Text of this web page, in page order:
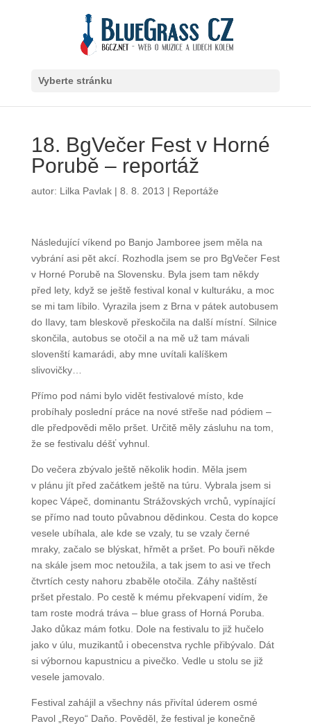
Vyberte stránku
18. BgVečer Fest v Horné
Porubě – reportáž
autor:Lilka Pavlak |8. 8. 2013 |Reportáže
Následující víkend po Banjo Jamboree jsem měla na
vybrání asi pět akcí. Rozhodla jsem se pro BgVečer
Fest v Horné Porubě na Slovensku. Byla jsem tam
někdy před lety, když se ještě festival konal
v kulturáku, a moc se mi tam líbilo. Vyrazila jsem
z Brna v pátek autobusem do Ilavy, tam bleskově
přeskočila na další místní. Silnice skončila, autobus
se otočil a na mě už tam mávali slovenští kamarádi,
aby mne uvítali kalíškem slivovičky…
Přímo pod námi bylo vidět festivalové místo, kde
probíhaly poslední práce na nové střeše nad pódiem
– dle předpovědi mělo pršet. Určitě měly zásluhu na
tom, že se festivalu déšť vyhnul.
Do večera zbývalo ještě několik hodin. Měla jsem
v plánu jít před začátkem ještě na túru. Vybrala jsem
si kopec Vápeč, dominantu Strážovských vrchů,
vypínající se přímo nad touto půvabnou dědinkou.
Cesta do kopce vesele ubíhala, ale kde se vzaly, tu se
vzaly černé mraky, začalo se blýskat, hřmět a pršet.
Po bouři někde na skále jsem moc netoužila, a tak
jsem to asi ve třech čtvrtích cesty nahoru zbaběle
otočila. Záhy naštěstí pršet přestalo. Po cestě
k mému překvapení vidím, že tam roste modrá tráva
– blue grass of Horná Poruba. Jako důkaz mám fotku.
Dole na festivalu to již hučelo jako v úlu, muzikantů
i obecenstva rychle přibývalo. Dát si výbornou
kapustnicu a pivečko. Vedle u stolu se již vesele
Festival zahájil a všechny nás přivítal úderem osmé